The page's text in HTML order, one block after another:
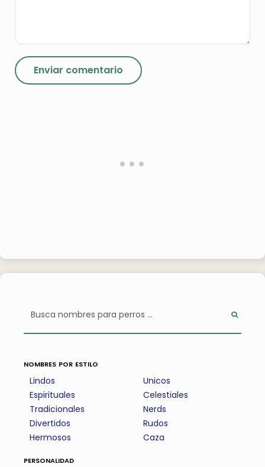
nombres por estilo
Lindos
Espirituales
Tradicionales
Divertidos
Hermosos
Unicos
Celestiales
Nerds
Rudos
Caza
personalidad